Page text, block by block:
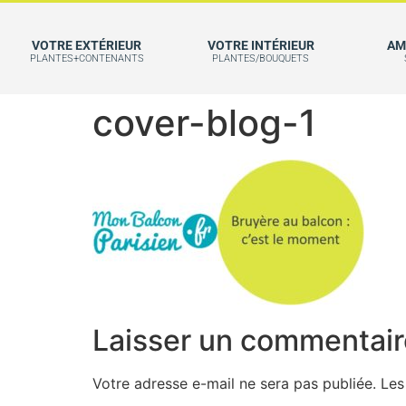
VOTRE EXTÉRIEUR
PLANTES+CONTENANTS
VOTRE INTÉRIEUR
PLANTES/BOUQUETS
cover-blog-1
Laisser un
Votre adresse e-mail ne sera pas publiée.